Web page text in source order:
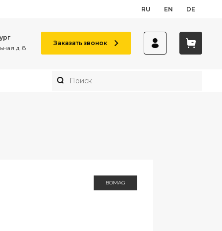
RU EN DE
д. 8
Заказать звонок
BOMAG